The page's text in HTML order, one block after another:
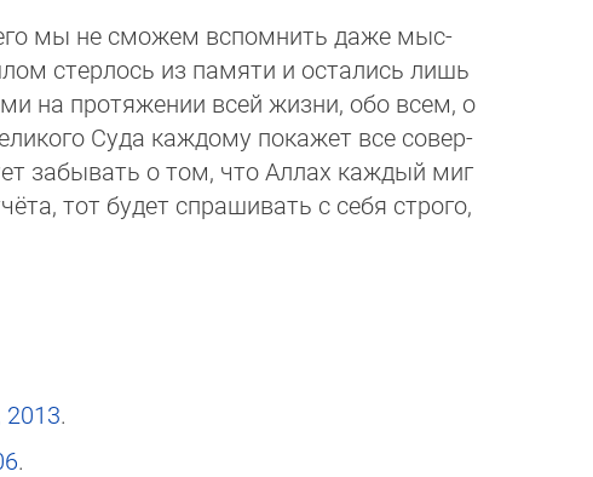
мы не сможем вспомнить даже мыс­
стерлось из памяти и остались лишь
на протяжении всей жизни, обо всем, о
Суда каждому покажет все со­вер­
забывать о том, что Аллах каж­дый миг
тот будет спрашивать с себя стро­го,
2013.
.